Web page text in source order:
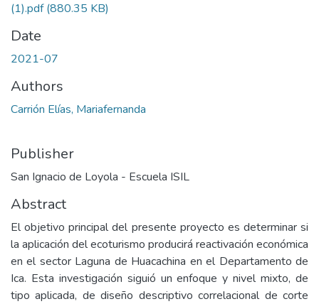
(1).pdf(880.35 KB)
Date
2021-07
Authors
Carrión Elías, Mariafernanda
Publisher
San Ignacio de Loyola - Escuela ISIL
Abstract
El objetivo principal del presente proyecto es determinar si
la aplicación del ecoturismo producirá reactivación económica
en el sector Laguna de Huacachina en el Departamento de
Ica. Esta investigación siguió un enfoque y nivel mixto, de
tipo aplicada, de diseño descriptivo correlacional de corte